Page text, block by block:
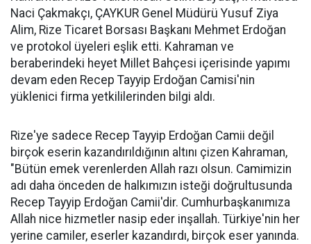
Naci Çakmakçı, ÇAYKUR Genel Müdürü Yusuf Ziya
Alim, Rize Ticaret Borsası Başkanı Mehmet Erdoğan
ve protokol üyeleri eşlik etti. Kahraman ve
beraberindeki heyet Millet Bahçesi içerisinde yapımı
devam eden Recep Tayyip Erdoğan Camisi'nin
yüklenici firma yetkililerinden bilgi aldı.
Rize'ye sadece Recep Tayyip Erdoğan Camii değil
birçok eserin kazandırıldığının altını çizen Kahraman,
"Bütün emek verenlerden Allah razı olsun. Camimizin
adı daha önceden de halkımızın isteği doğrultusunda
Recep Tayyip Erdoğan Camii'dir. Cumhurbaşkanımıza
Allah nice hizmetler nasip eder inşallah. Türkiye'nin her
yerine camiler, eserler kazandırdı, birçok eser yanında.